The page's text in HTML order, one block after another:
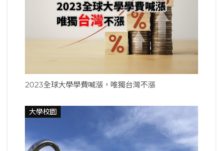
2023全球大學學費喊漲，唯獨台灣不漲
大學校園